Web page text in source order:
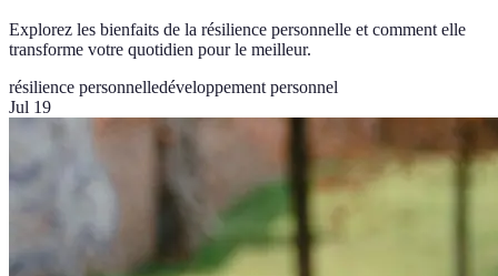
Explorez les bienfaits de la résilience personnelle et comment elle
transforme votre quotidien pour le meilleur.
résilience personnelledéveloppement personnel
Jul 19